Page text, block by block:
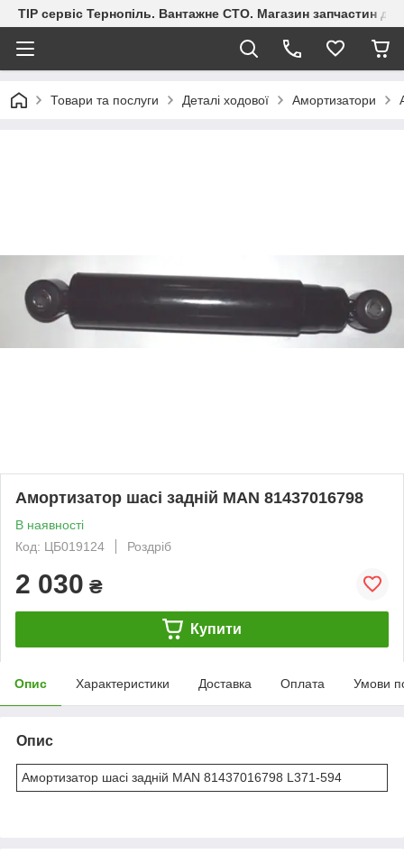
ТІР сервіс Тернопіль. Вантажне СТО. Магазин запчастин
Товари та послуги Деталі ходової Амортизатори
Амортизатор шасі задній MAN 81437016798
В наявності
Код: ЦБ019124
Роздріб
2 030 ₴
Купити
Опис Характеристики Доставка Оплата Умови
Опис
Амортизатор шасі задній MAN 81437016798 L371-594